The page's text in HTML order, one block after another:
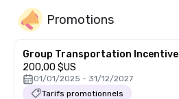
Promotions
Group Transportation Incentive
200,00 $US
01/01/2025 - 31/12/2027
Tarifs promotionnels